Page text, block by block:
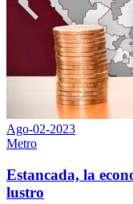
Ago-02-2023
Metro
Estancada, la
lustro